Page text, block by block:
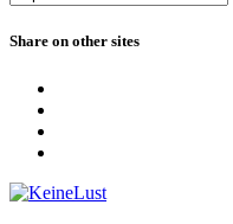
Share on other sites